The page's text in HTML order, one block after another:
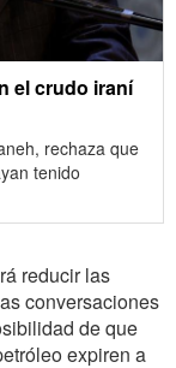
el crudo iraní
rechaza que
tenido
reducir las
conversaciones
de que
expiren a